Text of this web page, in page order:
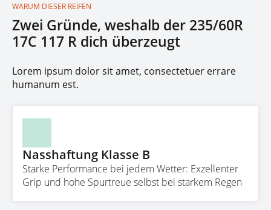
WARUM DIESER REIFEN
Zwei Gründe, weshalb der 235/60R
17C 117 R dich überzeugt
Lorem ipsum dolor sit amet, consectetuer errare
humanum est.
Nasshaftung Klasse B
Starke Performance bei jedem Wetter: Exzellenter
Grip und hohe Spurtreue selbst bei starkem Regen